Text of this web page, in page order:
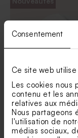
Consentement
Ce site web
Les cookies nous
contenu et les
relatives aux
Nous partageons
l'utilisation de
médias sociaux,
marbrées bleues 1
Dragées baptême
kg (± 240 ex)
Sticker baptême
enchantée en forêt